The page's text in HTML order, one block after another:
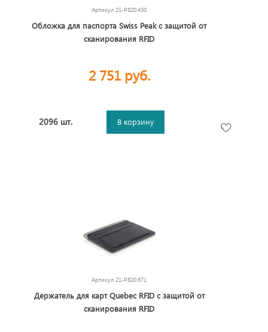
Артикул 21-P820.430
Обложка для паспорта Swiss Peak с защитой от
сканирования RFID
2 751 руб.
2096 шт. В корзину
Артикул 21-P820.671
Держатель для карт Quebec RFID с защитой от
сканирования RFID